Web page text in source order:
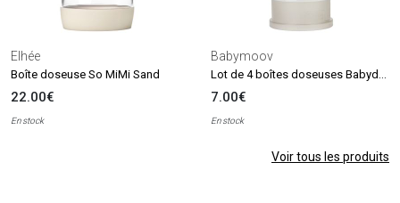
Elhée
Boîte doseuse So MiMi Sand
22.00€
En stock
Babymoov
7.00€
En stock
Voir tous les produits